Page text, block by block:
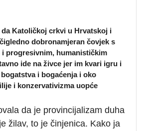
da Katoličkoj crkvi u Hrvatskoj i
dobronamjeran čovjek s
progresivnim, humanističkim
ide na živce jer im kvari igru i
i bogaćenja i oko
i konzervativizma uopće
da je provincijalizam duha
žilav, to je činjenica. Kako ja